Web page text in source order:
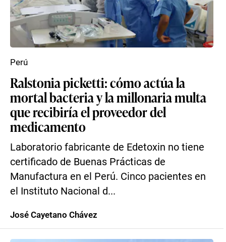
Ralstonia picketti: cómo actúa la
mortal bacteria y la millonaria multa
que recibiría el proveedor del
medicamento
Laboratorio fabricante de Edetoxin no tiene
certificado de Buenas Prácticas de
Manufactura en el Perú. Cinco pacientes en
el Instituto Nacional d...
Perú
José Cayetano Chávez